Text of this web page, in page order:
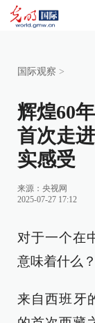
国际观察 >
辉煌60
首次走
实感受
来源： 央视网
2025-07-27 17:12
对于一个在
意味着什么？
来自西班牙